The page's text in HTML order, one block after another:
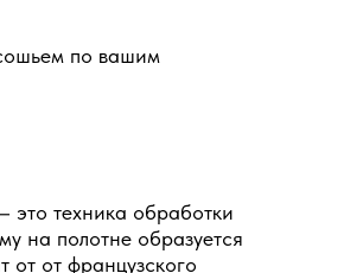
по вашим
техника обработки
на полотне образуется
от французского